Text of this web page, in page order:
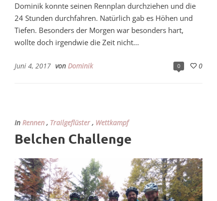
Dominik konnte seinen Rennplan durchziehen und die
24 Stunden durchfahren. Natürlich gab es Höhen und
Tiefen. Besonders der Morgen war besonders hart,
wollte doch irgendwie die Zeit nicht...
0 0
Juni 4, 2017 von Dominik
In Rennen , Trailgeflüster, Wettkampf
Belchen Challenge